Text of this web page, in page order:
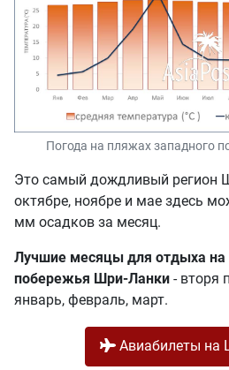
Погода на пляжах западного
Это самый дождливый регион
октябре, ноябре и мае здесь
мм осадков за месяц.
Лучшие месяцы для отдыха на
побережья Шри-Ланки - вторя
январь, февраль, март.
Авиабилеты на